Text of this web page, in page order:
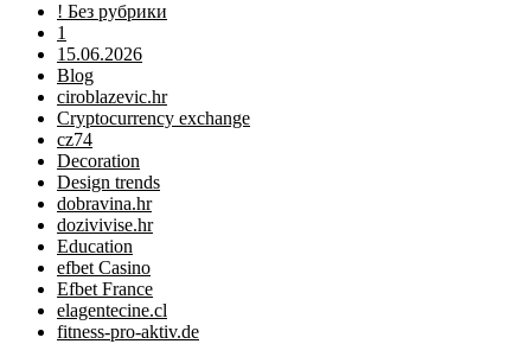
! Без рубрики
1
15.06.2026
Blog
ciroblazevic.hr
Cryptocurrency exchange
cz74
Decoration
Design trends
dobravina.hr
dozivivise.hr
Education
efbet Casino
Efbet France
elagentecine.cl
fitness-pro-aktiv.de